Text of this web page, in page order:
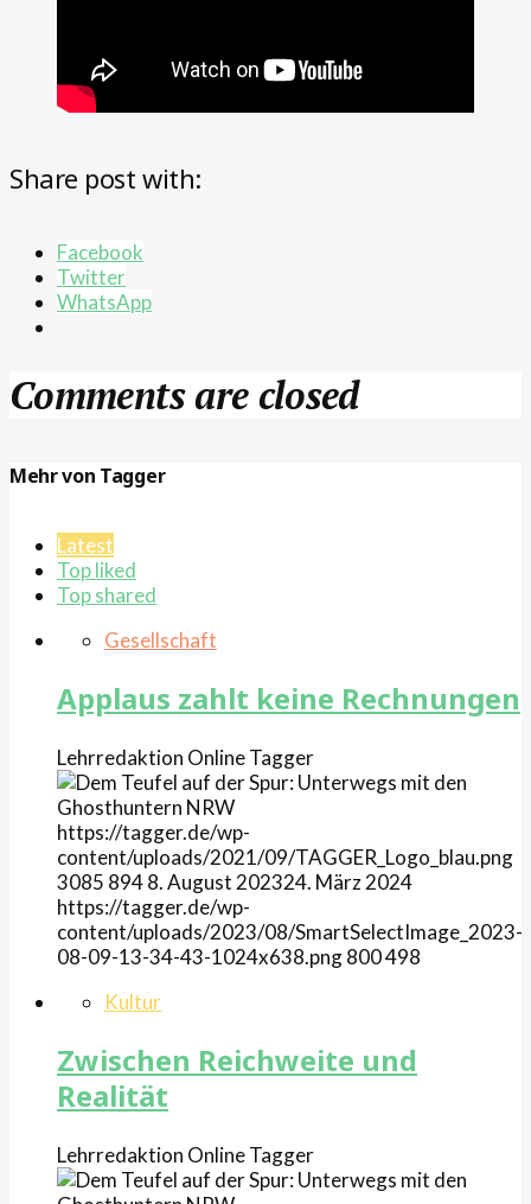
Share post with:
Facebook
Twitter
WhatsApp
Comments are closed
Mehr von Tagger
Latest
Top liked
Top shared
Gesellschaft
Applaus zahlt keine Rechnungen
Lehrredaktion OnlineTagger
https://tagger.de/wp-
content/uploads/2021/09/TAGGER_Logo_blau.png
3085 8948. August 202324. März 2024
https://tagger.de/wp-
content/uploads/2023/08/SmartSelectImage_2023-
08-09-13-34-43-1024x638.png800498
Kultur
Zwischen Reichweite und
Realität
Lehrredaktion OnlineTagger